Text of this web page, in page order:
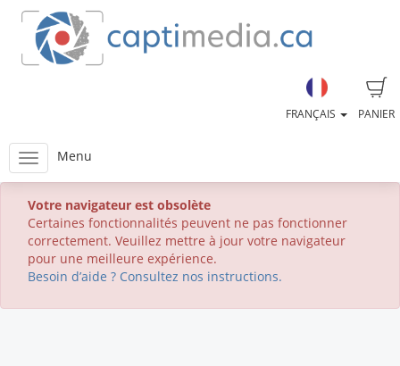
PANIER
FRANÇAIS
Menu
Votre navigateur est obsolète
Certaines fonctionnalités peuvent ne pas fonctionner
correctement. Veuillez mettre à jour votre navigateur
pour une meilleure expérience.
Besoin d’aide ? Consultez nos instructions.